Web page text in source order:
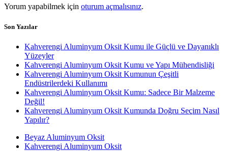
Yorum yapabilmek için oturum açmalısınız.
Son Yazılar
Kahverengi Aluminyum Oksit Kumu ile Güçlü ve Dayanıklı
Yüzeyler
Kahverengi Aluminyum Oksit Kumu ve Yapı Mühendisliği
Kahverengi Aluminyum Oksit Kumunun Çeşitli
Endüstrilerdeki Kullanımı
Kahverengi Aluminyum Oksit Kumu: Sadece Bir Malzeme
Değil!
Kahverengi Aluminyum Oksit Kumunda Doğru Seçim Nasıl
Yapılır?
Beyaz Aluminyum Oksit
Kahverengi Aluminyum Oksit